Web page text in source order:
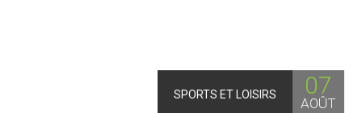
SPORTS ET LOISIRS 07
AOÛT